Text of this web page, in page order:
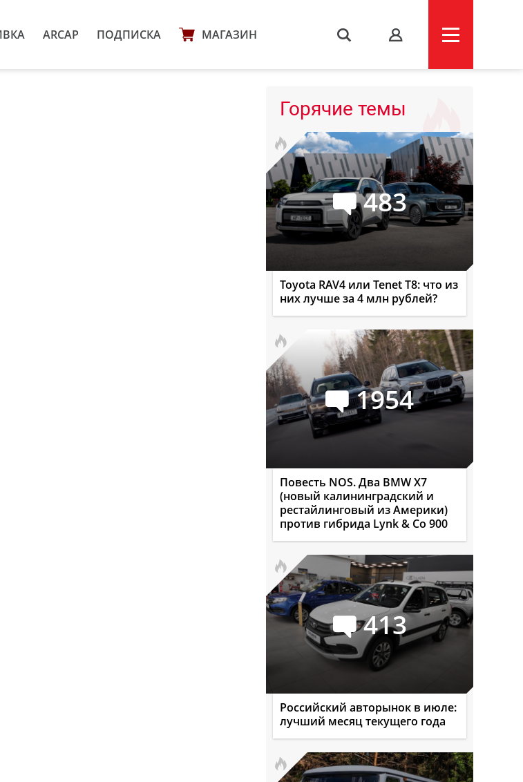
ARCAP ПОДПИСКА МАГАЗИН s
Горячие темы
483
Toyota RAV4 или Tenet T8: что из
них лучше за 4 млн рублей?
1954
Повесть NOS. Два BMW X7
(новый калининградский и
рестайлинговый из Америки)
против гибрида Lynk & Co 900
413
Российский авторынок в июле:
лучший месяц текущего года